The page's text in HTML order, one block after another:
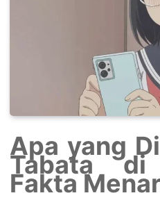
Apa yang
Tabata di
Fakta